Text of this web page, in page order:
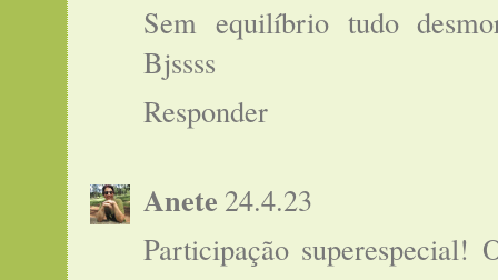
Sem equilíbrio tudo
Bjssss
Responder
Anete 24.4.23
Participação superespecial!